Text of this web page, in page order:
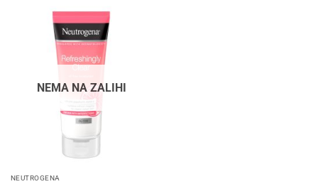
NEMA NA ZALIHI
NEUTROGENA